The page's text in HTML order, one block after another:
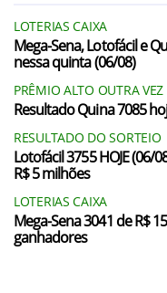
LOTERIAS CAIXA
Mega-Sena, Lotofácil e
nessa quinta (06/08)
PRÊMIO ALTO OUTRA VEZ
Resultado Quina 7085
RESULTADO DO SORTEIO
Lotofácil 3755 HOJE (06/
R$ 5 milhões
LOTERIAS CAIXA
Mega-Sena 3041 de R$
ganhadores